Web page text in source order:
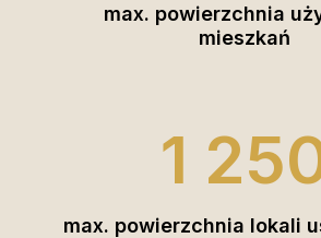
max. powierzchnia
mieszkań
1
max. powierzchnia lokali